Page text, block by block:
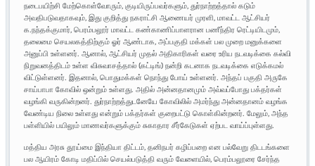
நடைபயிற்சி மேற்கொள்வோரும், குடியிருப்பவர்களும், துர்நாற்றத்தால் கடும்
அவதிபடுவதாகவும், இது குறித்து நகராட்சி ஆணையர் முரளி, மாவட்ட ஆட்சியர்
க.நந்தக்குமார், பெரம்பலூர் மாவட்ட கண்காணிப்பாளரான பணீந்திர ரெட்டியிடமும்,
தலைமை செயலகத்திற்கும் ஓர் ஆண்டாக, அப்பகுதி மக்கள் பல முறை மனுக்களை
அனுப்பி உள்ளனர். ஆனால், ஆட்சியர் முதல் அதிகாரிகள் வரை உரிய நடவடிக்கை கல்வி
நிறுவனத்திடம் உள்ள விசுவாசத்தால் (கட்டிங்) நன்றி கடனாக நடவடிக்கை எடுக்கமல்
விட்டுள்ளனர். இதனால், பொதுமக்கள் நொந்து போய் உள்ளனர். அந்தப் பகுதி அருகே
சாய்பாபா கோவில் ஒன்றும் உள்ளது. அதில் அன்னதானமும் அவ்வப்போது பக்தர்கள்
வழங்கி வருகின்றனர். துர்நாற்றத்துடனேயே கோவிலில் அமர்ந்து அன்னதானம் வழங்க
வேண்டிய நிலை உள்ளது என்றும் பக்தர்கள் குறைபட்டு கொள்கின்றனர். மேலும், அந்த
பள்ளியில் பயிலும் மாணவர்களுக்கும் சுகாதார சீர்கேடுகள் ஏற்பட வாய்ப்புள்ளது.
மத்திய அரசு தூய்மை இந்தியா திட்டம், தனிநபர் கழிப்பறை என பல்வேறு திடடங்களை
பல ஆயிரம் கோடி மதிப்பில் செயல்படுத்தி வரும் வேளையில், பெரம்பலூரை சேர்ந்த